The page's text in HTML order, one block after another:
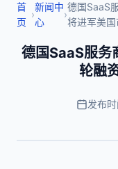
首
页
›
新闻中
心
›
德国SaaS
将进军美国
德国SaaS服
轮融
发布